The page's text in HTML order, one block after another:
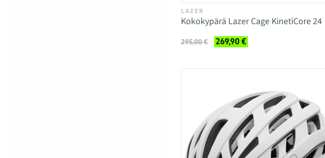
LAZER
Kokokypärä Lazer Cage KinetiCore 24
295,00 € 269,90 €